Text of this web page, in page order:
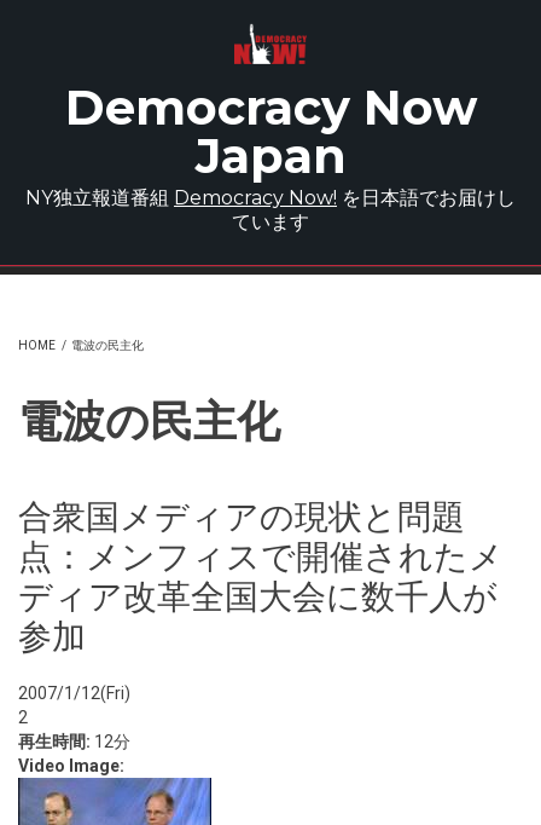
Democracy Now
Japan
NY独立報道番組 Democracy Now! を日本語でお届けし
ています
HOME / 電波の民主化
電波の民主化
合衆国メディアの現状と問題
点：メンフィスで開催されたメ
ディア改革全国大会に数千人が
参加
2007/1/12(Fri)
2
再生時間: 12分
Video Image: